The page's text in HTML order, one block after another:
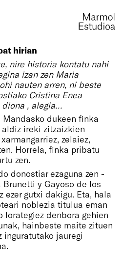
hirian
nire historia kontatu nahi
izan zen Maria
nauten arren, ni beste
Cristina Enea
diona , alegia…
Mandasko dukeen finka
ireki zitzaizkien
zelaiez,
Horrela, finka pribatu
zen.
donostiar ezaguna zen -
y Gayoso de los
ezer gutxi dakigu. Eta, hala
noblezia titulua eman
lorategiez denbora gehien
hainbeste maite zituen
inguratutako jauregi